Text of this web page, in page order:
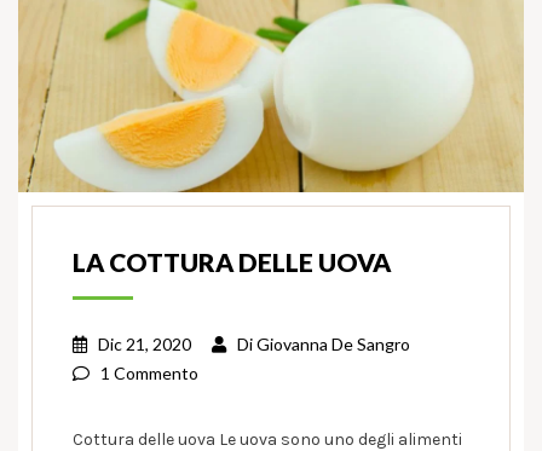
LA COTTURA DELLE UOVA
Dic 21, 2020 DiGiovanna De Sangro
1 Commento
Cottura delle uova Le uova sono uno degli alimenti